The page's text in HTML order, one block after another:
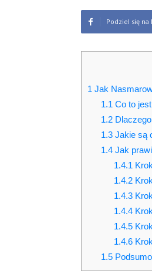
Podziel się na
1 Jak
1.1 Co to
1.2Dlaczego
1.3Jakie są
1.4Jak
1.4.1
1.4.2
1.4.3
1.4.4
1.4.5
1.4.6
1.5